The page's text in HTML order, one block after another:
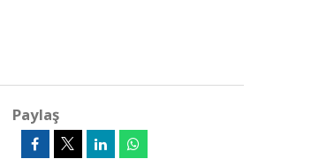
Paylaş